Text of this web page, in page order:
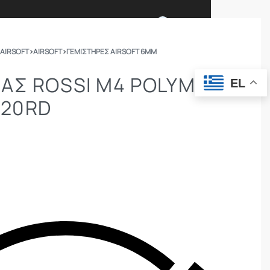
ΣΩΜΑΤΑ ΑΣΦΑΛΕΙΑΣ
›AIRSOFT›ΓΕΜΙΣΤΉΡΕΣ AIRSOFT 6MM
ROSSI M4 POLYMER
EL